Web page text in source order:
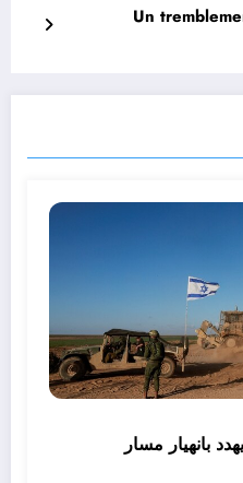
Un
بانهيار مسار